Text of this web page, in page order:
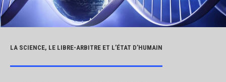
LA SCIENCE, LE LIBRE-ARBITRE ET L’ÉTAT D’HUMAIN